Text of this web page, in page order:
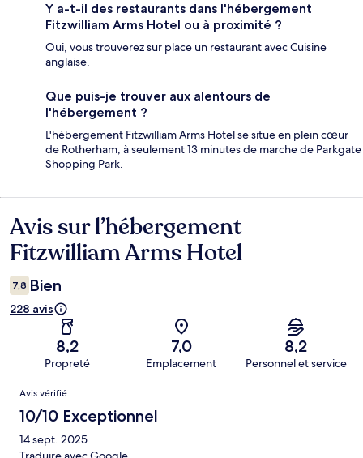
Y a-t-il des restaurants dans l'hébergement
Fitzwilliam Arms Hotel ou à proximité ?
Oui, vous trouverez sur place un restaurant avec Cuisine
anglaise.
Que puis-je trouver aux alentours de
l'hébergement ?
L'hébergement Fitzwilliam Arms Hotel se situe en plein cœur
de Rotherham, à seulement 13 minutes de marche de Parkgate
Shopping Park.
Avis
Avis sur l’hébergement
Fitzwilliam Arms Hotel
7,8 Bien
228 avis
8,2
Propreté
7,0
Emplacement
8,2
Personnel et service
Avis
Avis vérifié
10/10 Exceptionnel
14 sept. 2025